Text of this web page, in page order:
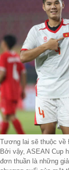
Tương lai sẽ thuộc về
Bởi vậy, ASEAN Cup
đơn thuần là những